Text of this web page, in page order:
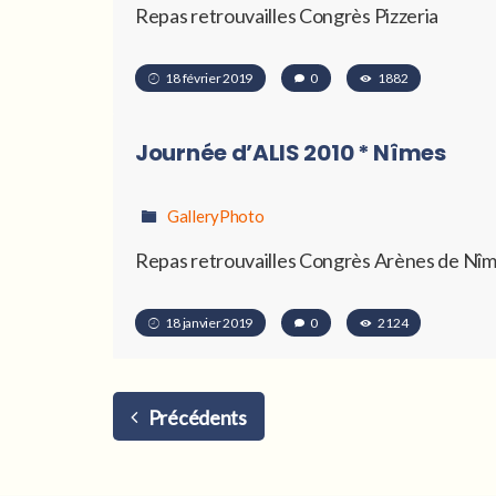
Repas retrouvailles Congrès Pizzeria
18 février 2019 0 1882
Journée d’ALIS 2010 * Nîmes
GalleryPhoto
Repas retrouvailles Congrès Arènes de
18 janvier 2019 0 2124
Précédents